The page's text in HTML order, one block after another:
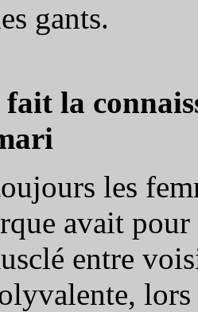
gants.
la
les
avait
entre